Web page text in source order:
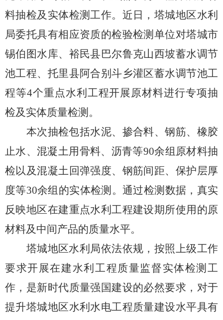
料抽检及实体检测工作。近日，塔城地区水利
局委托具有相应资质的检验检测单位对塔城市
锡伯图水库、裕民县巴尔鲁克山西坡蓄水调节
池工程、托里县阿合别斗乡灌区蓄水调节池工
程等4个重点水利工程开展原材料进行专项抽
检及实体质量检测。
本次抽检包括水泥、掺合料、钢筋、橡胶
止水、混凝土用骨料、沥青等90余组原材料抽
检以及混凝土回弹强度、钢筋间距、保护层厚
度等30余组的实体检测。通过检测数据，真实
反映地区在建重点水利工程建设期所使用的原
材料及中间产品的质量水平。
塔城地区水利局依法依规，按照上级工作
要求开展在建水利工程质量监督实体检测工
作，是新时代质量强国建设的必然要求，对于
提升塔城地区水利水电工程质量建设水平具有